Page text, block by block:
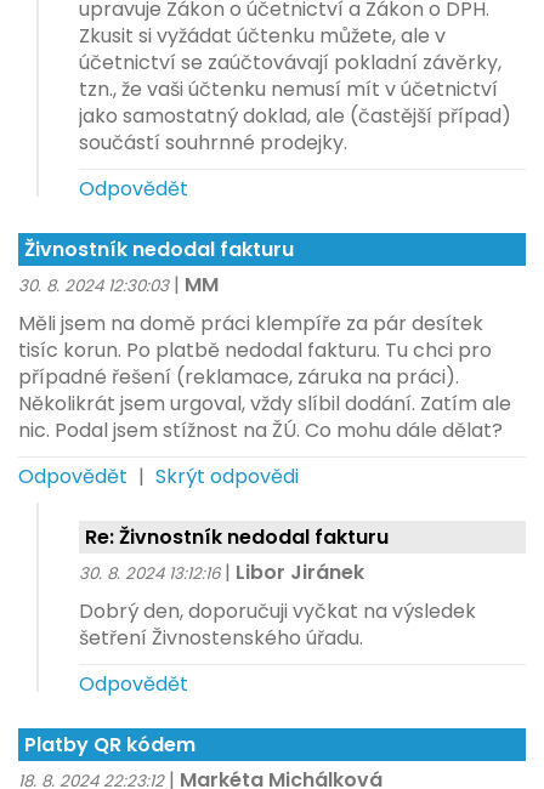
upravuje Zákon o účetnictví a Zákon o DPH.
Zkusit si vyžádat účtenku můžete, ale v
účetnictví se zaúčtovávají pokladní závěrky,
tzn., že vaši účtenku nemusí mít v účetnictví
jako samostatný doklad, ale (častější případ)
součástí souhrnné prodejky.
Odpovědět
Živnostník nedodal fakturu
30. 8. 2024 12:30:03 | MM
Měli jsem na domě práci klempíře za pár desítek
tisíc korun. Po platbě nedodal fakturu. Tu chci pro
případné řešení (reklamace, záruka na práci).
Několikrát jsem urgoval, vždy slíbil dodání. Zatím ale
nic. Podal jsem stížnost na ŽÚ. Co mohu dále dělat?
Odpovědět | Skrýt odpovědi
Re: Živnostník nedodal fakturu
30. 8. 2024 13:12:16 | Libor Jiránek
Dobrý den, doporučuji vyčkat na výsledek
šetření Živnostenského úřadu.
Odpovědět
Platby QR kódem
18. 8. 2024 22:23:12 | Markéta Michálková